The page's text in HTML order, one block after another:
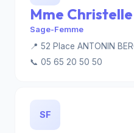
Mme Christelle
Sage-Femme
📍 52 Place ANTONIN
📞 05 65 20 50 50
SF